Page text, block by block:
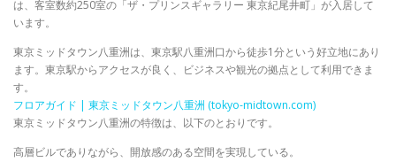
は、客室数約250室の「ザ・プリンスギャラリー 東京紀尾井町」が入居して
います。
東京ミッドタウン八重洲は、東京駅八重洲口から徒歩1分という好立地にあり
ます。東京駅からアクセスが良く、ビジネスや観光の拠点として利用できま
す。
フロアガイド | 東京ミッドタウン八重洲 (tokyo-midtown.com)
東京ミッドタウン八重洲の特徴は、以下のとおりです。
高層ビルでありながら、開放感のある空間を実現している。